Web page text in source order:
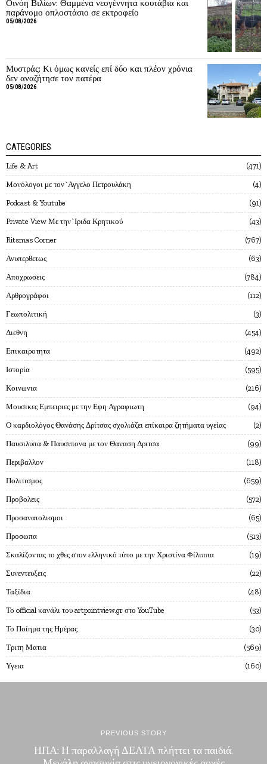
Οινόη Βιλίων: Θαμμένα νεογέννητα κουτάβια και
παράνομο οπλοστάσιο σε εκτροφείο
05/08/2026
Μυστράς: Κι όμως κανείς επί δύο και πλέον χρόνια
δεν αναζήτησε τον πατέρα
05/08/2026
CATEGORIES
Life & Art 471
Mονόλογοι με τον`Αγγελο Πετρουλάκη 4
Podcast & Youtube 91
Private View Με την`Ιριδα Κρητικού 43
Ritsmas Corner 767
Ανυπερθετως 63
Αποχρωσεις 784
Αρθρογράφοι 112
Γεωπολιτική 3
Διεθνη 454
Επικαιροτητα 492
Ιστορία 595
Κοινωνια 216
Μουσικες Εμπειριες με την Εφη Αγραφιωτη 94
Ο καρδιολόγος Θανάσης Δρίτσας σχολιάζει επίκαιρα ζητήματα υγείας 2
Παυσιλυπα & Παυσιπονα με τον Θαναση Δριτσα 99
Περιβαλλον 118
Πολιτισμος 659
Προβολεις 572
Προσανατολισμοι 65
Προσωπα 513
Σκαλίζοντας το χθες στον ελληνικό τύπο με την Χριστίνα Φίλιππα 19
Συνεντευξεις 22
Ταξίδια 48
Το official κανάλι του artpointview.gr στο YouTube 53
Το Ποίημα της Ημέρας 30
Τριτη Ματια 569
Υγεια 160
PREVIOUS STORY
ΗΠΑ: Η παραλλαγή ΔΕΛΤΑ πλήττει τα παιδιά.